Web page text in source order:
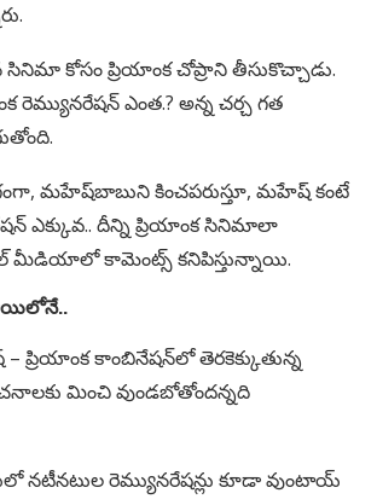
కోసం ప్రియాంక చోప్రాని తీసుకొచ్చాడు.
రెమ్యునరేషన్ ఎంత.? అన్న చర్చ గత
మహేష్‌బాబుని కించపరుస్తూ, మహేష్ కంటే
ఎక్కువ.. దీన్ని ప్రియాంక సినిమాలా
మీడియాలో కామెంట్స్ కనిపిస్తున్నాయి.
కాంబినేషన్‌లో తెరకెక్కుతున్న
మించి వుండబోతోందన్నది
నటీనటుల రెమ్యునరేషన్లు కూడా వుంటాయ్